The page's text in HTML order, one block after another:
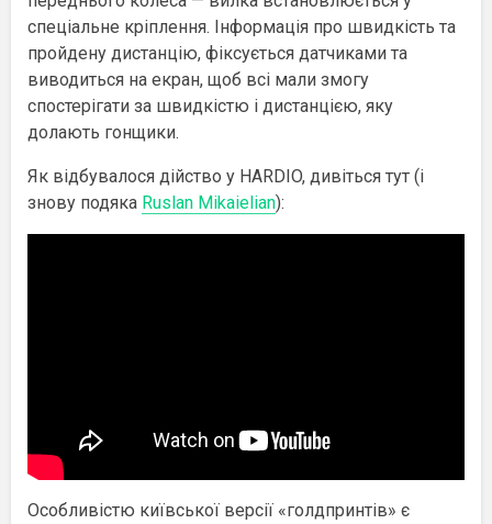
спеціальне кріплення. Інформація про швидкість та
пройдену дистанцію, фіксується датчиками та
виводиться на екран, щоб всі мали змогу
спостерігати за швидкістю і дистанцією, яку
долають гонщики.
Як відбувалося дійство у HARDIO, дивіться тут (і
знову подяка Ruslan Mikaielian):
Особливістю київської версії «голдпринтів» є